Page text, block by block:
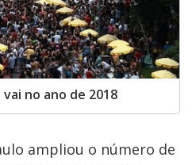
no ano de 2018
ampliou o número de